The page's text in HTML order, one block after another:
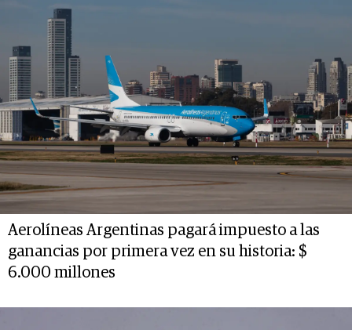
Aerolíneas Argentinas pagará impuesto a las
ganancias por primera vez en su historia: $
6.000 millones